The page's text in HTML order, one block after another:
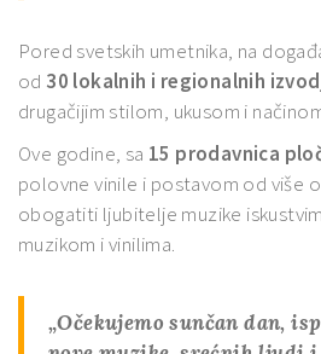
Pored svetskih umetnika, na
od 30 lokalnih i regionalnih
drugačijim stilom, ukusom i
Ove godine, sa 15 prodavnica
polovne vinile i postavom od više
obogatiti ljubitelje muzike
muzikom i vinilima.
„Očekujemo sunčan dan,